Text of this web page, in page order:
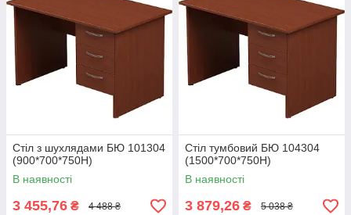
Стіл з шухлядами БЮ 101304
(900*700*750Н)
В наявності
3 455,76 ₴ 4 488 ₴
Стіл тумбовий БЮ 104304
(1500*700*750Н)
В наявності
3 879,26 ₴ 5 038 ₴